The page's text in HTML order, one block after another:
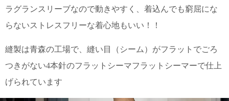
上 無
料
ラグランスリーブなので動きやすく、着込んでも窮屈にな
らないストレスフリーな着心地もいい！！
縫製は青森の工場で、縫い目（シーム）がフラットでごろ
つきがない4本針のフラットシーマフラットシーマーで仕上
げられています